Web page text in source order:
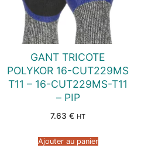
GANT TRICOTE
POLYKOR 16-CUT229MS
T11 – 16-CUT229MS-T11
– PIP
7.63 € HT
Ajouter au panier